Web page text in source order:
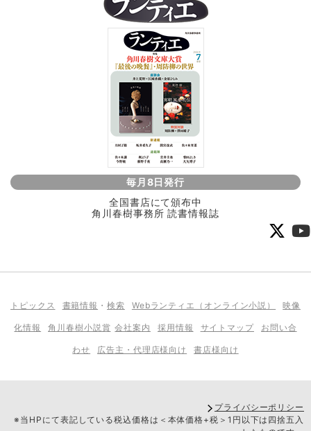
毎月8日発行
全国書店にて頒布中
角川春樹事務所 読書情報誌
トピックス 書籍情報 ・検索 Webランティエ（オンライン小説） 映像
化情報 角川春樹小説賞 会社案内 採用情報 サイトマップ お問い合
わせ 広告主・代理店様向け 書店様向け
プライバシーポリシー
※当HPにて表記している税込価格は＜本体価格+税＞1円以下は四捨五入